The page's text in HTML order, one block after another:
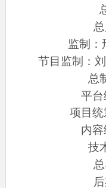
监制：
节目监制：
总
平
项目
内
技